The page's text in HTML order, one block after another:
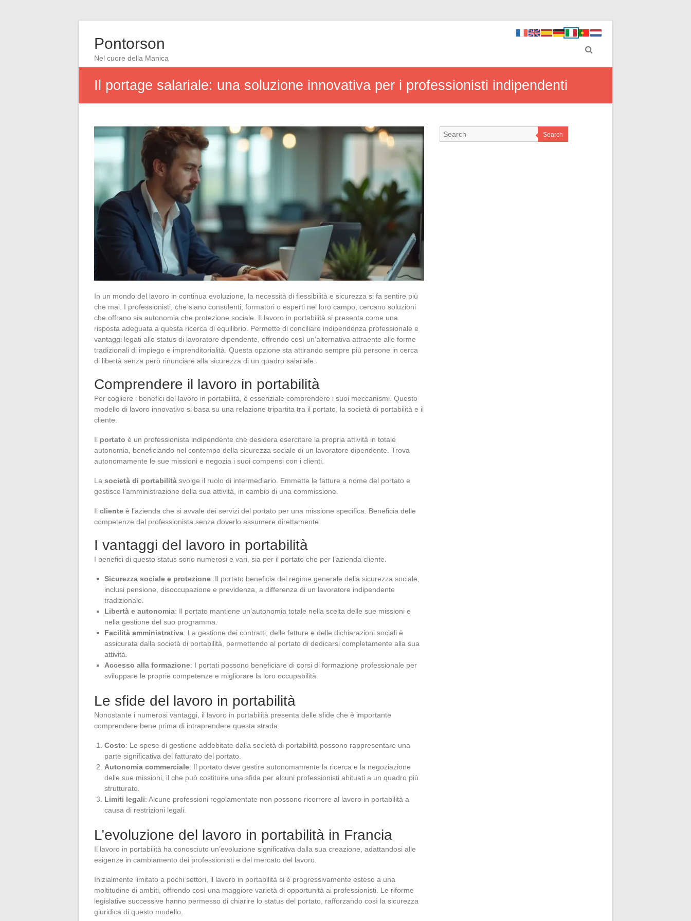
Pontorson
Nel cuore della Manica
Il portage salariale: una soluzione innovativa per i professionisti indipendenti
In un mondo del lavoro in continua evoluzione, la necessità di flessibilità e sicurezza si fa sentire più
che mai. I professionisti, che siano consulenti, formatori o esperti nel loro campo, cercano soluzioni
che offrano sia autonomia che protezione sociale. Il lavoro in portabilità si presenta come una
risposta adeguata a questa ricerca di equilibrio. Permette di conciliare indipendenza professionale e
vantaggi legati allo status di lavoratore dipendente, offrendo così un’alternativa attraente alle forme
tradizionali di impiego e imprenditorialità. Questa opzione sta attirando sempre più persone in cerca
di libertà senza però rinunciare alla sicurezza di un quadro salariale.
Comprendere il lavoro in portabilità
Per cogliere i benefici del lavoro in portabilità, è essenziale comprendere i suoi meccanismi. Questo
modello di lavoro innovativo si basa su una relazione tripartita tra il portato, la società di portabilità e il
cliente.
Il portato è un professionista indipendente che desidera esercitare la propria attività in totale
autonomia, beneficiando nel contempo della sicurezza sociale di un lavoratore dipendente. Trova
autonomamente le sue missioni e negozia i suoi compensi con i clienti.
La società di portabilità svolge il ruolo di intermediario. Emmette le fatture a nome del portato e
gestisce l’amministrazione della sua attività, in cambio di una commissione.
Il cliente è l’azienda che si avvale dei servizi del portato per una missione specifica. Beneficia delle
competenze del professionista senza doverlo assumere direttamente.
I vantaggi del lavoro in portabilità
I benefici di questo status sono numerosi e vari, sia per il portato che per l’azienda cliente.
Sicurezza sociale e protezione: Il portato beneficia del regime generale della sicurezza sociale,
inclusi pensione, disoccupazione e previdenza, a differenza di un lavoratore indipendente
tradizionale.
Libertà e autonomia: Il portato mantiene un’autonomia totale nella scelta delle sue missioni e
nella gestione del suo programma.
Facilità amministrativa: La gestione dei contratti, delle fatture e delle dichiarazioni sociali è
assicurata dalla società di portabilità, permettendo al portato di dedicarsi completamente alla sua
attività.
Accesso alla formazione: I portati possono beneficiare di corsi di formazione professionale per
sviluppare le proprie competenze e migliorare la loro occupabilità.
Le sfide del lavoro in portabilità
Nonostante i numerosi vantaggi, il lavoro in portabilità presenta delle sfide che è importante
comprendere bene prima di intraprendere questa strada.
Costo: Le spese di gestione addebitate dalla società di portabilità possono rappresentare una
parte significativa del fatturato del portato.
Autonomia commerciale: Il portato deve gestire autonomamente la ricerca e la negoziazione
delle sue missioni, il che può costituire una sfida per alcuni professionisti abituati a un quadro più
strutturato.
Limiti legali: Alcune professioni regolamentate non possono ricorrere al lavoro in portabilità a
causa di restrizioni legali.
L’evoluzione del lavoro in portabilità in Francia
Il lavoro in portabilità ha conosciuto un’evoluzione significativa dalla sua creazione, adattandosi alle
esigenze in cambiamento dei professionisti e del mercato del lavoro.
Inizialmente limitato a pochi settori, il lavoro in portabilità si è progressivamente esteso a una
moltitudine di ambiti, offrendo così una maggiore varietà di opportunità ai professionisti. Le riforme
legislative successive hanno permesso di chiarire lo status del portato, rafforzando così la sicurezza
giuridica di questo modello.
Search